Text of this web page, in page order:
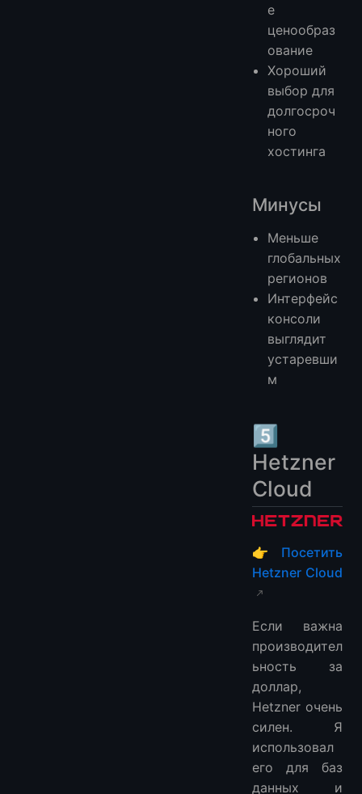
е
ценообраз
ование
Хороший
выбор для
долгосроч
ного
хостинга
Минусы
Меньше
глобальных
регионов
Интерфейс
консоли
выглядит
устаревши
м
5️⃣
Hetzner
Cloud
👉 Посетить
Hetzner Cloud
Если важна
производител
ьность за
доллар,
Hetzner очень
силен. Я
использовал
его для баз
данных и